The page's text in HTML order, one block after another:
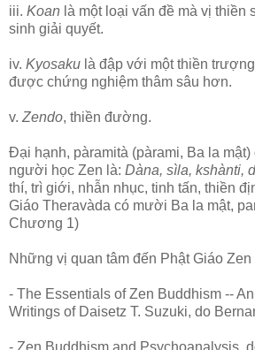
iii. Koan là một loại vấn đề mà vị thiền
sinh giải quyết.
iv. Kyosaku là đập với một thiền
được chứng nghiệm thâm sâu hơn.
v. Zendo, thiền đường.
Ðại hạnh, pàramità (pàrami, Ba la mật)
người học Zen là: Dàna, sìla, kshànti,
thí, trì giới, nhẫn nhục, tinh tấn, thiền
Giáo Theravàda có mười Ba la mật,
Chương 1)
Những vị quan tâm đến Phật Giáo Zen
- The Essentials of Zen Buddhism --
Writings of Daisetz T. Suzuki, do
- Zen Buddhism and Psychoanalysis,